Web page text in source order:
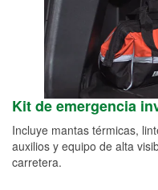
Kit de emergencia
Incluye mantas térmicas,
auxilios y equipo de alta
carretera.